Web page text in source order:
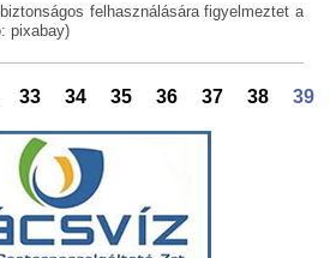
felhasználására figyelmeztet a
pixabay)
33 34 35 36 37 38 39